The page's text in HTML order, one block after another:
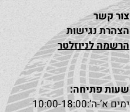
צור קשר
הצהרת נגישות
הרשמה לניוזלטר
שעות פתיחה:
ימים א’-ה’:10:00-18:00